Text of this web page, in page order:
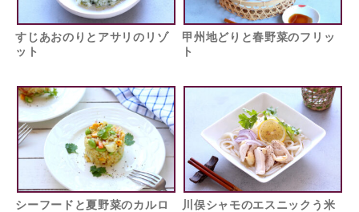
すじあおのりとアサリのリゾ
ット
甲州地どりと春野菜のフリッ
ト
シーフードと夏野菜のカルロ
川俣シャモのエスニックう米